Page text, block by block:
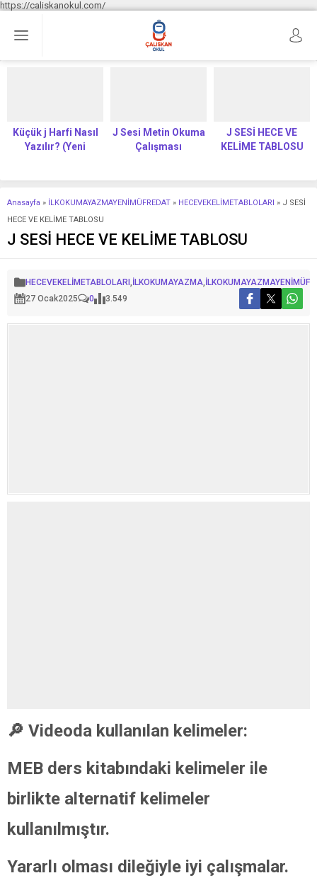
https://caliskanokul.com/
Küçük j Harfi Nasıl
Yazılır? (Yeni
J Sesi Metin Okuma
Çalışması
J SESİ HECE VE
KELİME TABLOSU
Anasayfa » İLKOKUMAYAZMAYENİMÜFREDAT » HECEVEKELİMETABLOLARI » J SESİ
HECE VE KELİME TABLOSU
J SESİ HECE VE KELİME TABLOSU
HECEVEKELİMETABLOLARI,İLKOKUMAYAZMA,
27 Ocak2025 0 3.549
🔎 Videoda kullanılan kelimeler:
MEB ders kitabındaki kelimeler ile
birlikte alternatif kelimeler
kullanılmıştır.
Yararlı olması dileğiyle iyi çalışmalar.